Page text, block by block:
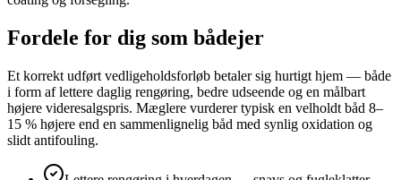
Fordele for dig som bådejer
Et korrekt udført vedligeholdsforløb betaler sig hurtigt hjem — både
i form af lettere daglig rengøring, bedre udseende og en målbart
højere videresalgspris. Mæglere vurderer typisk en velholdt båd 8–
15 % højere end en sammenlignelig båd med synlig oxidation og
slidt antifouling.